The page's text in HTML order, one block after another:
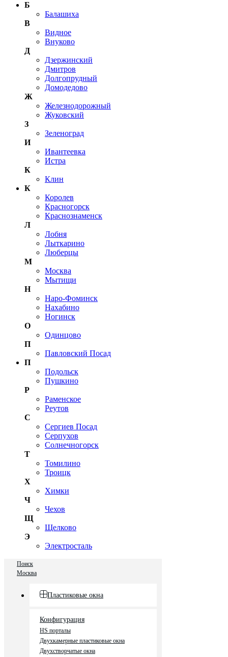
Б
Балашиха
В
Видное
Внуково
Д
Дзержинский
Дмитров
Долгопрудный
Домодедово
Ж
Железнодорожный
Жуковский
З
Зеленоград
И
Ивантеевка
Истра
К
Клин
К
Королев
Красногорск
Краснознаменск
Л
Лобня
Лыткарино
Люберцы
М
Москва
Мытищи
Н
Наро-Фоминск
Нахабино
Ногинск
О
Одинцово
П
Павловский Посад
П
Подольск
Пушкино
Р
Раменское
Реутов
С
Сергиев Посад
Серпухов
Солнечногорск
Т
Томилино
Троицк
Х
Химки
Ч
Чехов
Щ
Щелково
Э
Электросталь
Поиск
Москва
Пластиковые окна
Конфигурация
HS порталы
Двухкамерные пластиковые окна
Двухстворчатые окна